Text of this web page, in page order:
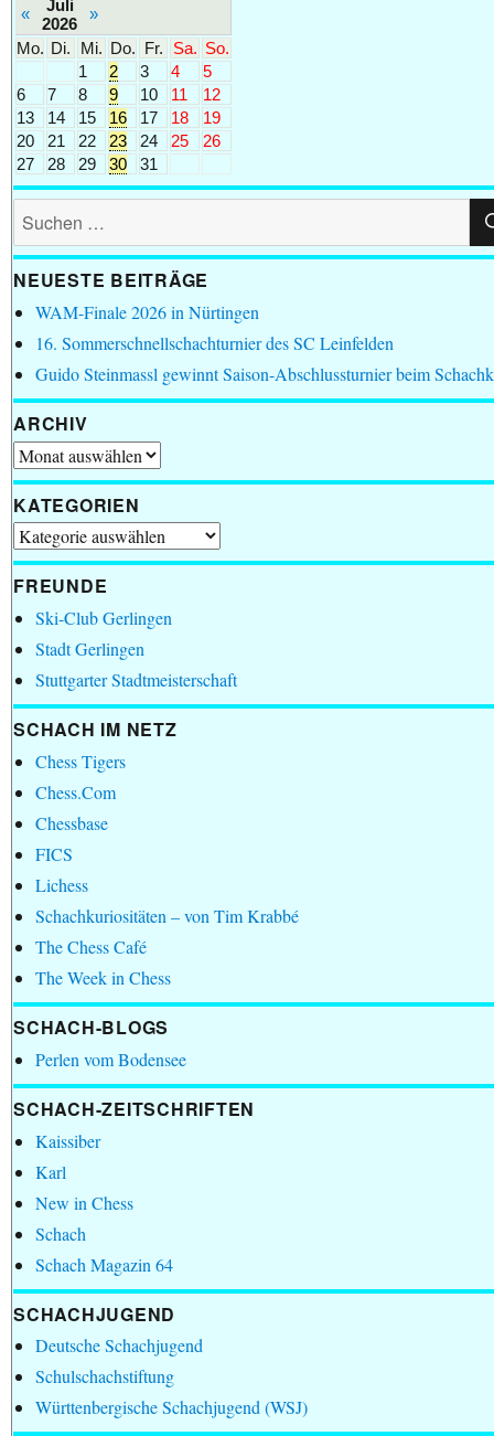
«
Juli
2026
»
Mo. Di. Mi. Do. Fr. Sa. So.
1
2 3 4
5
6
7 8 9 10 11
12
13
14 15 16 17 18
19
20
21 22 23 24 25
26
27
28 29 30 31
Suchen
nach:
NEUESTE BEITRÄGE
WAM-Finale 2026 in Nürtingen
16. Sommerschnellschachturnier des SC Leinfelden
Guido Steinmassl gewinnt Saison-Abschlussturnier beim
ARCHIV
Archiv
KATEGORIEN
Kategorien
FREUNDE
Ski-Club Gerlingen
Stadt Gerlingen
Stuttgarter Stadtmeisterschaft
SCHACH IM NETZ
Chess Tigers
Chess.Com
Chessbase
FICS
Lichess
Schachkuriositäten – von Tim Krabbé
The Chess Café
The Week in Chess
SCHACH-BLOGS
Perlen vom Bodensee
SCHACH-ZEITSCHRIFTEN
Kaissiber
Karl
New in Chess
Schach
Schach Magazin 64
SCHACHJUGEND
Deutsche Schachjugend
Schulschachstiftung
Württenbergische Schachjugend (WSJ)